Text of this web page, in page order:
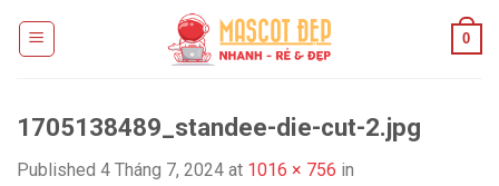
0
1705138489_standee-die-cut-2.jpg
Published 4 Tháng 7, 2024 at 1016 × 756 in